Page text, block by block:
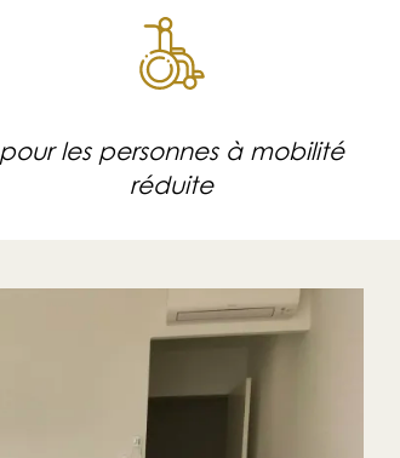
pour les personnes à mobilité
réduite